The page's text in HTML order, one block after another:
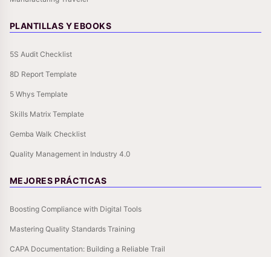
PLANTILLAS Y EBOOKS
5S Audit Checklist
8D Report Template
5 Whys Template
Skills Matrix Template
Gemba Walk Checklist
Quality Management in Industry 4.0
MEJORES PRÁCTICAS
Boosting Compliance with Digital Tools
Mastering Quality Standards Training
CAPA Documentation: Building a Reliable Trail